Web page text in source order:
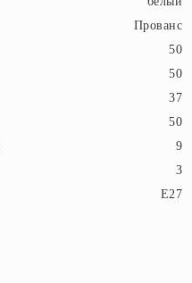
Прованс
50
50
37
50
9
3
E27